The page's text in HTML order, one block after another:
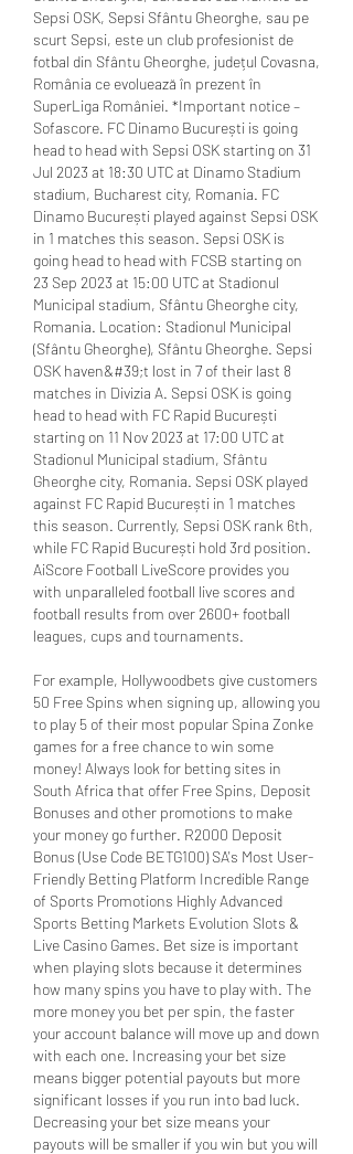
Sepsi OSK, Sepsi Sfântu Gheorghe, sau pe
scurt Sepsi, este un club profesionist de
fotbal din Sfântu Gheorghe, județul Covasna,
România ce evoluează în prezent în
SuperLiga României. *Important notice –
Sofascore. FC Dinamo București is going
head to head with Sepsi OSK starting on 31
Jul 2023 at 18:30 UTC at Dinamo Stadium
stadium, Bucharest city, Romania. FC
Dinamo București played against Sepsi OSK
in 1 matches this season. Sepsi OSK is
going head to head with FCSB starting on
23 Sep 2023 at 15:00 UTC at Stadionul
Municipal stadium, Sfântu Gheorghe city,
Romania. Location: Stadionul Municipal
(Sfântu Gheorghe), Sfântu Gheorghe. Sepsi
OSK haven&#39;t lost in 7 of their last 8
matches in Divizia A. Sepsi OSK is going
head to head with FC Rapid București
starting on 11 Nov 2023 at 17:00 UTC at
Stadionul Municipal stadium, Sfântu
Gheorghe city, Romania. Sepsi OSK played
against FC Rapid București in 1 matches
this season. Currently, Sepsi OSK rank 6th,
while FC Rapid București hold 3rd position.
AiScore Football LiveScore provides you
with unparalleled football live scores and
football results from over 2600+ football
leagues, cups and tournaments.
For example, Hollywoodbets give customers
50 Free Spins when signing up, allowing you
to play 5 of their most popular Spina Zonke
games for a free chance to win some
money! Always look for betting sites in
South Africa that offer Free Spins, Deposit
Bonuses and other promotions to make
your money go further. R2000 Deposit
Bonus (Use Code BETG100) SA's Most User-
Friendly Betting Platform Incredible Range
of Sports Promotions Highly Advanced
Sports Betting Markets Evolution Slots &
Live Casino Games. Bet size is important
when playing slots because it determines
how many spins you have to play with. The
more money you bet per spin, the faster
your account balance will move up and down
with each one. Increasing your bet size
means bigger potential payouts but more
significant losses if you run into bad luck.
Decreasing your bet size means your
payouts will be smaller if you win but you will